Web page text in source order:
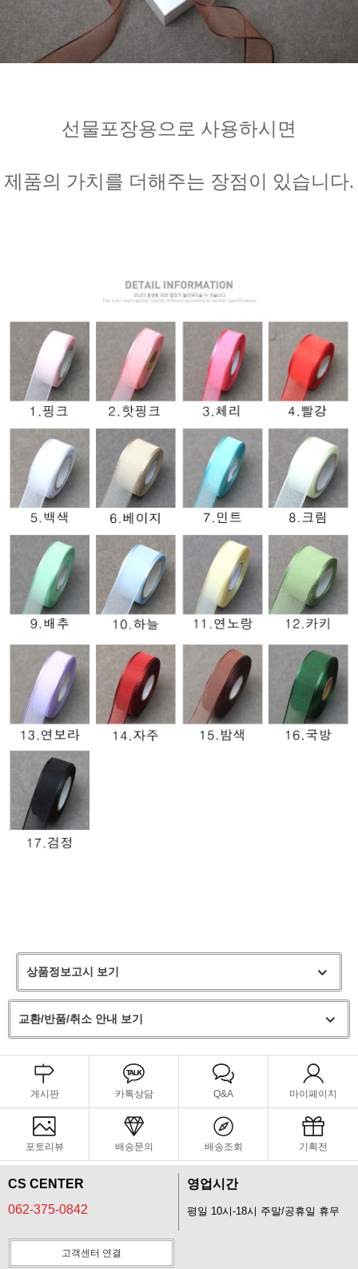
선물포장용으로 사용하시면
제품의 가치를 더해주는 장점이 있습니다.
상품정보고시 보기
교환/반품/취소 안내 보기
게시판 카톡상담 Q&A 마이페이지
포토리뷰 배송문의 배송조회 기획전
CS CENTER
062-375-0842
영업시간
평일 10시-18시 주말/공휴일 휴무
고객센터 연결